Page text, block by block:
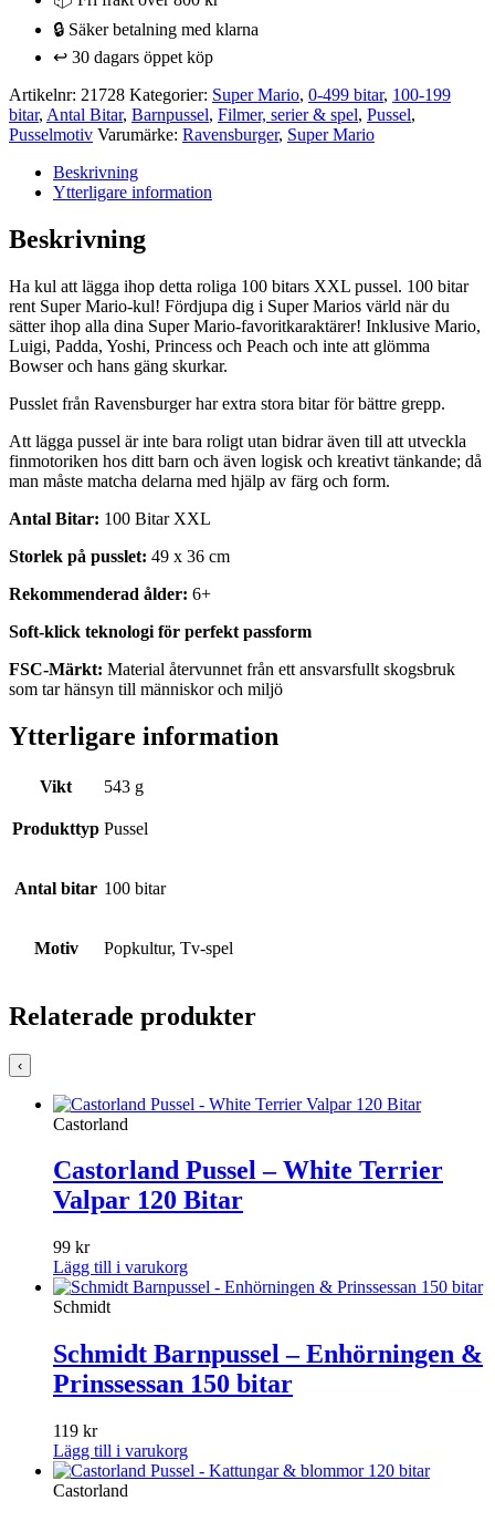
bitar
🔒 Säker betalning med klarna
↩️ 30 dagars öppet köp
Artikelnr: 21728 Kategorier: Super Mario, 0-499 bitar, 100-199
bitar, Antal Bitar, Barnpussel, Filmer, serier & spel, Pussel,
Pusselmotiv Varumärke: Ravensburger, Super Mario
Beskrivning
Ytterligare information
Beskrivning
Ha kul att lägga ihop detta roliga 100 bitars XXL pussel. 100 bitar
rent Super Mario-kul! Fördjupa dig i Super Marios värld när du
sätter ihop alla dina Super Mario-favoritkaraktärer! Inklusive Mario,
Luigi, Padda, Yoshi, Princess och Peach och inte att glömma
Bowser och hans gäng skurkar.
Pusslet från Ravensburger har extra stora bitar för bättre grepp.
Att lägga pussel är inte bara roligt utan bidrar även till att utveckla
finmotoriken hos ditt barn och även logisk och kreativt tänkande; då
man måste matcha delarna med hjälp av färg och form.
Antal Bitar: 100 Bitar XXL
Storlek på pusslet: 49 x 36 cm
Rekommenderad ålder: 6+
Soft-klick teknologi för perfekt passform
FSC-Märkt: Material återvunnet från ett ansvarsfullt skogsbruk
som tar hänsyn till människor och miljö
Ytterligare information
Vikt 543 g
Produkttyp Pussel
Antal bitar 100 bitar
Motiv Popkultur, Tv-spel
Relaterade produkter
‹
Castorland
Castorland Pussel – White Terrier
Valpar 120 Bitar
99 kr
Lägg till i varukorg
Schmidt
Schmidt Barnpussel – Enhörningen &
Prinssessan 150 bitar
119 kr
Lägg till i varukorg
Castorland